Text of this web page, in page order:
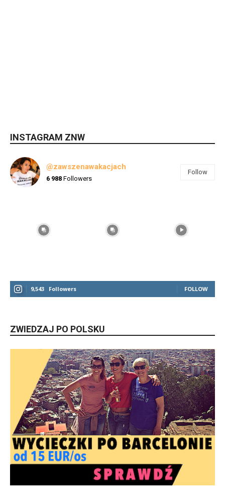
INSTAGRAM ZNW
@zawszenawakacjach
6 988 Followers
Follow
9,543 Followers FOLLOW
ZWIEDZAJ PO POLSKU